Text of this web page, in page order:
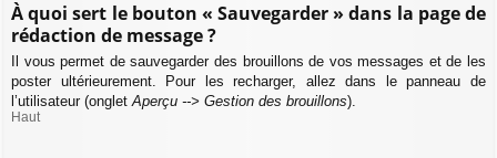
À quoi sert le bouton « Sauvegarder » dans la page de
rédaction de message ?
Il vous permet de sauvegarder des brouillons de vos messages et de les
poster ultérieurement. Pour les recharger, allez dans le panneau de
l’utilisateur (ongletAperçu --> Gestion des brouillons).
Haut